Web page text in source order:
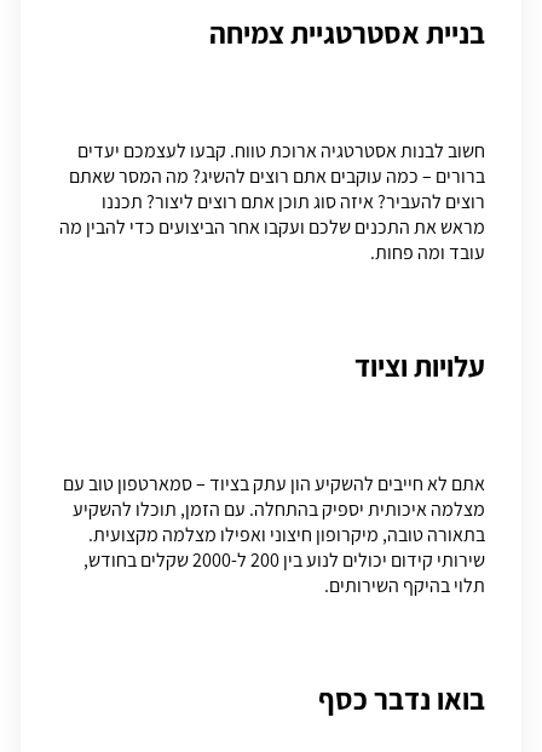
בניית אסטרטגיית צמיחה
חשוב לבנות אסטרטגיה ארוכת טווח. קבעו לעצמכם יעדים
ברורים – כמה עוקבים אתם רוצים להשיג? מה המסר שאתם
רוצים להעביר? איזה סוג תוכן אתם רוצים ליצור? תכננו
מראש את התכנים שלכם ועקבו אחר הביצועים כדי להבין מה
עובד ומה פחות.
עלויות וציוד
אתם לא חייבים להשקיע הון עתק בציוד – סמארטפון טוב עם
מצלמה איכותית יספיק בהתחלה. עם הזמן, תוכלו להשקיע
בתאורה טובה, מיקרופון חיצוני ואפילו מצלמה מקצועית.
שירותי קידום יכולים לנוע בין 200 ל-2000 שקלים בחודש,
תלוי בהיקף השירותים.
בואו נדבר כסף